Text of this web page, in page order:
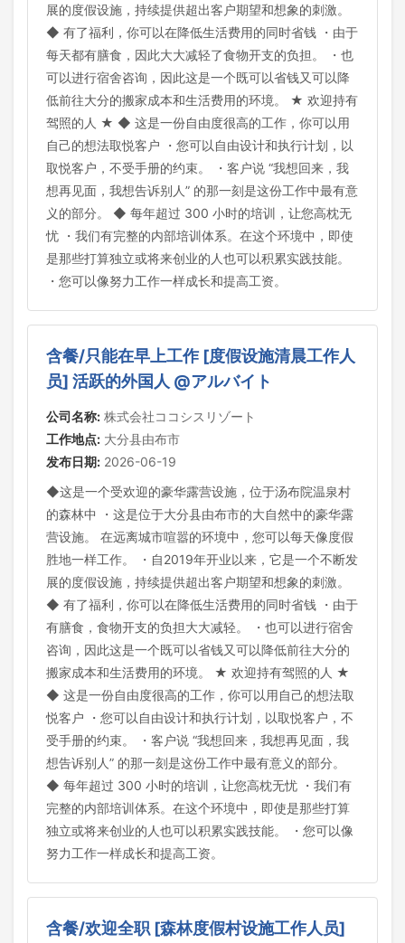
展的度假设施，持续提供超出客户期望和想象的刺激。
◆ 有了福利，你可以在降低生活费用的同时省钱 ・由于
每天都有膳食，因此大大减轻了食物开支的负担。 ・也
可以进行宿舍咨询，因此这是一个既可以省钱又可以降
低前往大分的搬家成本和生活费用的环境。 ★ 欢迎持有
驾照的人 ★ ◆ 这是一份自由度很高的工作，你可以用
自己的想法取悦客户 ・您可以自由设计和执行计划，以
取悦客户，不受手册的约束。 ・客户说 “我想回来，我
想再见面，我想告诉别人” 的那一刻是这份工作中最有意
义的部分。 ◆ 每年超过 300 小时的培训，让您高枕无
忧 ・我们有完整的内部培训体系。在这个环境中，即使
是那些打算独立或将来创业的人也可以积累实践技能。
・您可以像努力工作一样成长和提高工资。
含餐/只能在早上工作 [度假设施清晨工作人
员] 活跃的外国人 @アルバイト
公司名称: 株式会社ココシスリゾート
工作地点: 大分县由布市
发布日期: 2026-06-19
◆这是一个受欢迎的豪华露营设施，位于汤布院温泉村
的森林中 ・这是位于大分县由布市的大自然中的豪华露
营设施。 在远离城市喧嚣的环境中，您可以每天像度假
胜地一样工作。 ・自2019年开业以来，它是一个不断发
展的度假设施，持续提供超出客户期望和想象的刺激。
◆ 有了福利，你可以在降低生活费用的同时省钱 ・由于
有膳食，食物开支的负担大大减轻。 ・也可以进行宿舍
咨询，因此这是一个既可以省钱又可以降低前往大分的
搬家成本和生活费用的环境。 ★ 欢迎持有驾照的人 ★
◆ 这是一份自由度很高的工作，你可以用自己的想法取
悦客户 ・您可以自由设计和执行计划，以取悦客户，不
受手册的约束。 ・客户说 “我想回来，我想再见面，我
想告诉别人” 的那一刻是这份工作中最有意义的部分。
◆ 每年超过 300 小时的培训，让您高枕无忧 ・我们有
完整的内部培训体系。在这个环境中，即使是那些打算
独立或将来创业的人也可以积累实践技能。 ・您可以像
努力工作一样成长和提高工资。
含餐/欢迎全职 [森林度假村设施工作人员]